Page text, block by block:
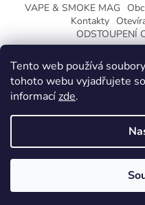
Tento web používá
tohoto webu vyjadřujete
informacízde.
KLIKNETE A
VAPE & SMOKE MAG
Kontakty
ODSTOUPENÍ
Copyright 2026